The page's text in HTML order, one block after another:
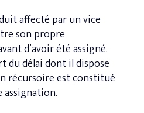
affecté par un vice
son propre
d’avoir été assigné.
du délai dont il dispose
récursoire est constitué
assignation.